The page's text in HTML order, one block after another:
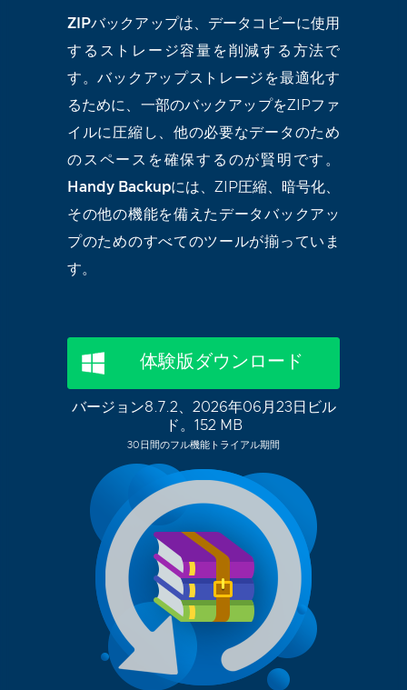
ZIPバックアップは、データコピーに使用
するストレージ容量を削減する方法で
す。バックアップストレージを最適化す
るために、一部のバックアップをZIPファ
イルに圧縮し、他の必要なデータのため
のスペースを確保するのが賢明です。
Handy Backupには、ZIP圧縮、暗号化、
その他の機能を備えたデータバックアッ
プのためのすべてのツールが揃っていま
す。
体験版ダウンロード
バージョン8.7.2、2026年06月23日ビル
ド。152 MB
30日間のフル機能トライアル期間